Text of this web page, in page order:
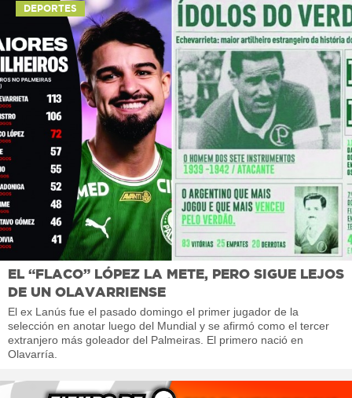
DEPORTES
EL “FLACO” LÓPEZ LA METE, PERO SIGUE LEJOS
DE UN OLAVARRIENSE
El ex Lanús fue el pasado domingo el primer jugador de la
selección en anotar luego del Mundial y se afirmó como el tercer
extranjero más goleador del Palmeiras. El primero nació en
Olavarría.